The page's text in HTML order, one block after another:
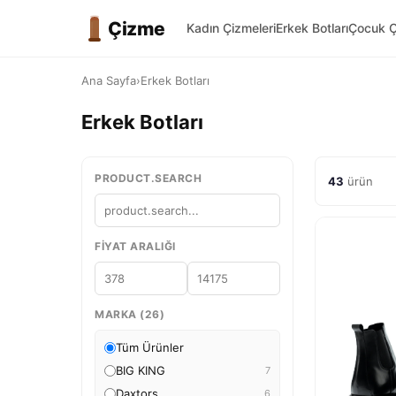
Çizme Kadın ÇizmeleriErkek BotlarıÇocuk
Ana Sayfa›Erkek Botları
Erkek Botları
PRODUCT.SEARCH
FIYAT ARALIĞI
MARKA (26)
Tüm Ürünler
BIG KING
7
6
43 ürün